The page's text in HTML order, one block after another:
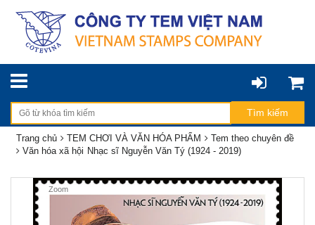
Trang chủ TEM CHƠI VÀ VĂN HÓA PHẨM
Tem theo chuyên đề
Văn hóa xã hội Nhạc sĩ Nguyễn Văn Tý (1924 - 2019)
Zoom